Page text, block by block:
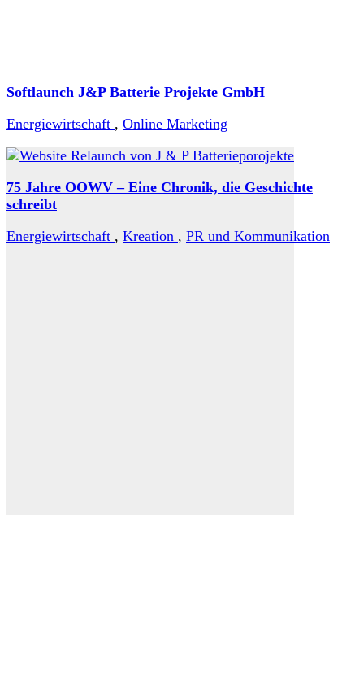
Softlaunch J&P Batterie Projekte GmbH
Energiewirtschaft , Online Marketing
75 Jahre OOWV – Eine Chronik, die Geschichte
schreibt
Energiewirtschaft , Kreation , PR und Kommunikation